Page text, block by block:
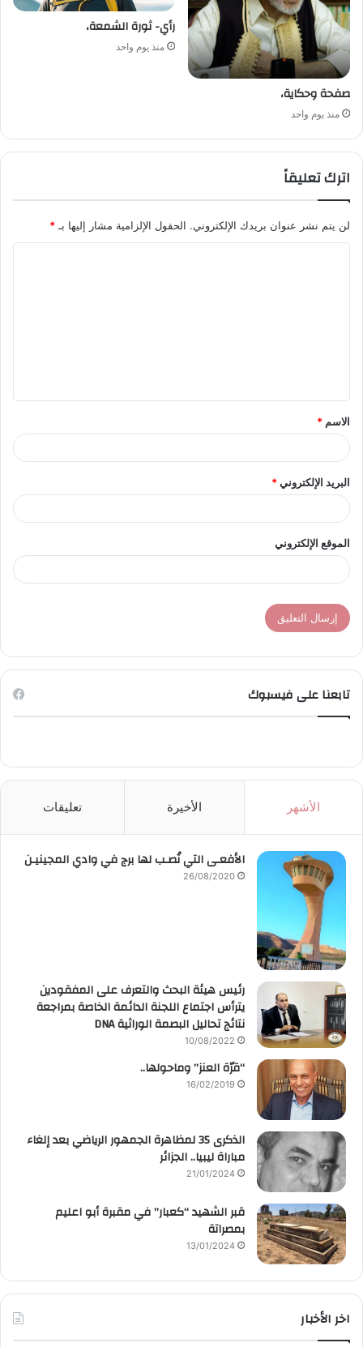
صفحة وحكاية،
منذ يوم واحد
رأي- ثورة الشمعة،
منذ يوم واحد
اترك تعليقاً
لن يتم نشر عنوان بريدك الإلكتروني. الحقول الإلزامية مشار إليها بـ *
ق
*
الاسم *
البريد الإلكتروني*
الموقع الإلكتروني
تابعنا على فيسبوك
الأشهر الأخيرة تعليقات
الأفعـى التي نُصـب لها برج في وادي المجينيـن
26/08/2020
رئيس هيئة البحث والتعرف على المفقودين
يترأس اجتماع اللجنة الدائمة الخاصة بمراجعة
نتائج تحاليل البصمة الوراثية DNA
10/08/2022
“قرّة العنز” وماحولها..
16/02/2019
الذكرى 35 لمظاهرة الجمهور الرياضي بعد إلغاء
مباراة ليبيا.. الجزائر
21/01/2024
قبر الشهيد “كعبار” في مقبرة أبو اعليم
بمصراتة
13/01/2024
اخر الأخبار